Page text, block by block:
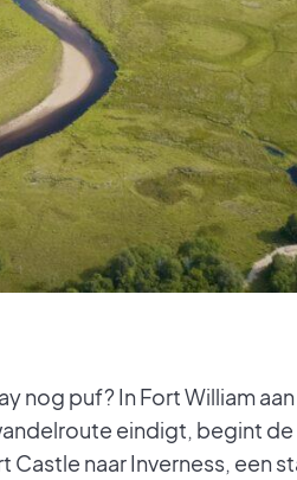
nog puf? In Fort William
eindigt, begint de
naar Inverness, een